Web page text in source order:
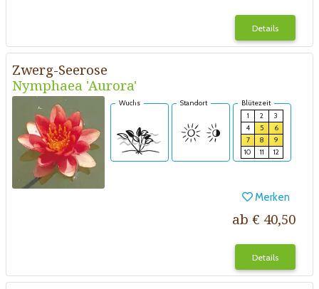
Details
Zwerg-Seerose
Nymphaea 'Aurora'
Wuchs Standort
Blütezeit
1
2
3
4
5
6
7
8
9
10
11 12
Merken
ab € 40,50
Details